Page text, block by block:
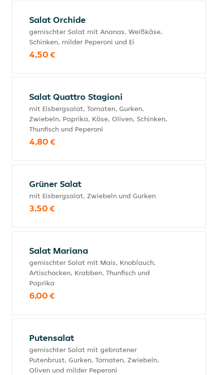
Salat Orchide
gemischter Salat mit Ananas, Weißkäse,
Schinken, milder Peperoni und Ei
4,50 €
Salat Quattro Stagioni
mit Eisbergsalat, Tomaten, Gurken,
Zwiebeln, Paprika, Käse, Oliven, Schinken,
Thunfisch und Peperoni
4,80 €
Grüner Salat
mit Eisbergsalat, Zwiebeln und Gurken
3,50 €
Salat Mariana
gemischter Salat mit Mais, Knoblauch,
Artischocken, Krabben, Thunfisch und
Paprika
6,00 €
Putensalat
gemischter Salat mit gebratener
Putenbrust, Gurken, Tomaten, Zwiebeln,
Oliven und milder Peperoni